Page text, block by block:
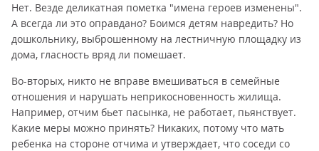
Нет. Везде деликатная пометка "имена героев изменены".
А всегда ли это оправдано? Боимся детям навредить? Но
дошкольнику, выброшенному на лестничную площадку из
дома, гласность вряд ли помешает.
Во-вторых, никто не вправе вмешиваться в семейные
отношения и нарушать неприкосновенность жилища.
Например, отчим бьет пасынка, не работает, пьянствует.
Какие меры можно принять? Никаких, потому что мать
ребенка на стороне отчима и утверждает, что соседи со